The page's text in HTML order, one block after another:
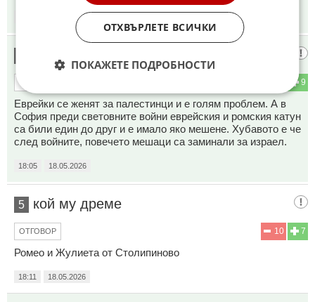
18.05.2026
9
Еврейки се женят за палестинци и е голям проблем. А в
София преди световните войни еврейския и ромския катун
са били един до друг и е имало яко мешене. Хубавото е че
след войните, повечето мешаци са заминали за израел.
18:05 18.05.2026
5 кой мy дpeмe
7
10
ОТГОВОР
Ромео и Жулиета от Столипиново
18:11 18.05.2026
ОТХВЪРЛЕТЕ ВСИЧКИ
ПОКАЖЕТЕ ПОДРОБНОСТИ